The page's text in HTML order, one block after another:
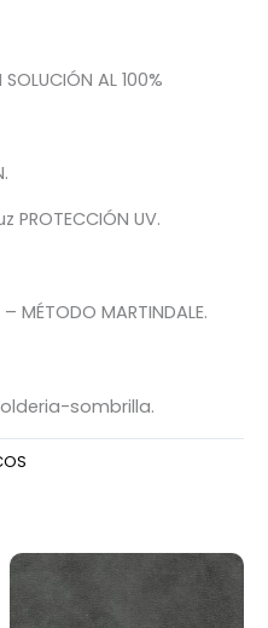
AL 100%
UV.
MÉTODO MARTINDALE.
sombrilla.